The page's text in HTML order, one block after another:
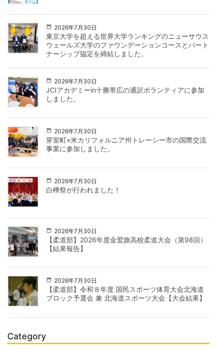
2026年7月30日
東京大学を超える世界大学ランキングのニューサウス
ウェールズ大学のファウンデーションコースとパート
ナーシップ協定を締結しました。
2026年7月30日
JCIアカデミーin十勝帯広の通訳ボランティアに参加
しました。
2026年7月30日
芽室町×米カリフォルニア州トレーシー市の国際交流
事業に参加しました。
2026年7月30日
白樺祭が行われました！
2026年7月30日
【柔道部】2026年度金鷲旗高校柔道大会（第98回）
【結果報告】
2026年7月30日
【柔道部】令和８年度 国民スポーツ体育大会北海道
ブロック予選会 兼 北海道スポーツ大会【大会結果】
Category